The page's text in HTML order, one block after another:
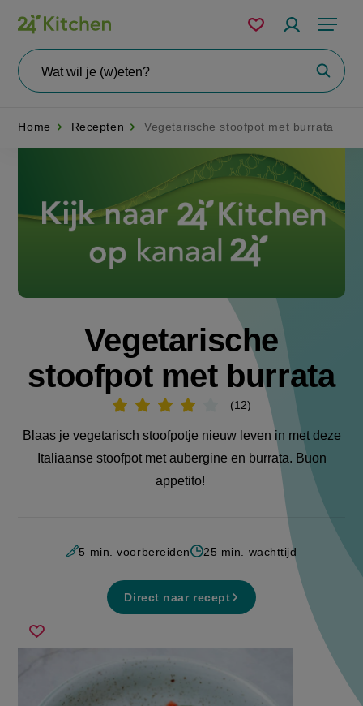
Overslaan
en
naar
de
Menu
wil
Mijn
bewaarde
Home Recepten Vegetarische stoofpot met burrata
Vegetarische
stoofpot met burrata
12
Beoordeel
'Vegetarische
stoofpot
met
burrata'
Blaas je vegetarisch stoofpotje nieuw leven in met deze
Italiaanse stoofpot met aubergine en burrata. Buon
appetito!
5 min. voorbereiden 25 min. wachttijd
Direct naar recept
Sla
vegetarische
stoofpot